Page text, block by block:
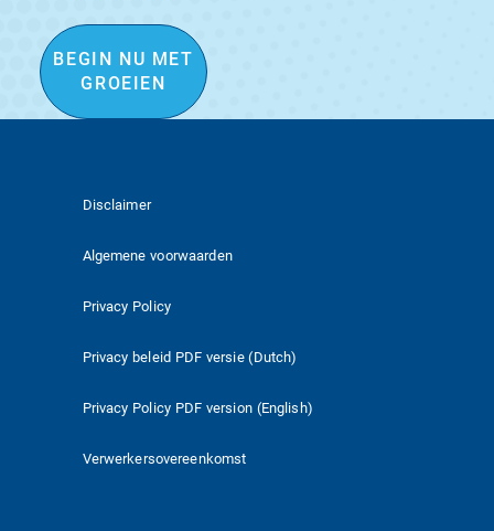
BEGIN NU MET
GROEIEN
Disclaimer
Algemene voorwaarden
Privacy Policy
Privacy beleid PDF versie (Dutch)
Privacy Policy PDF version (English)
Verwerkersovereenkomst